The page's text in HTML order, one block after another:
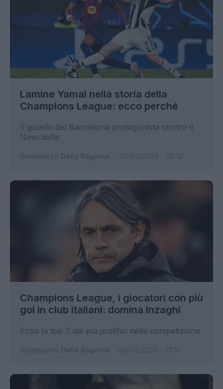
Lamine Yamal nella storia della
Champions League: ecco perché
Il gioiello del Barcellona protagonista contro il
Newcastle
Champions League, i giocatori con più
gol in club italiani: domina Inzaghi
Ecco la top 7 dei più prolifici nella competizione